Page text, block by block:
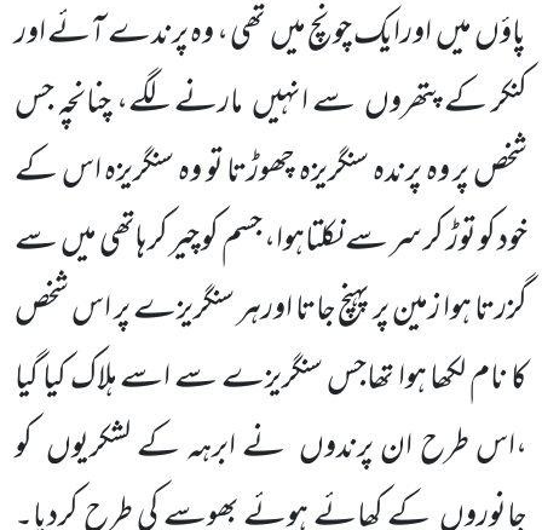
پاؤں میںاورایک چونچ میںتھی ، وہ پرندے آئے اور
کنکر کے پتھروںسے انہیںمارنے لگے، چنانچہ جس
شخص پر وہ پرندہ سنگریزہ چھوڑتا تو وہ سنگریزہ اس کے
خود کو توڑ کر سر سے نکلتاہوا، جسم کو چیر کر ہاتھی میںسے
گزرتا ہوا زمین پر پہنچ جاتا اورہر سنگریزے پر اس شخص
کا نام لکھا ہوا تھاجس سنگریزے سے اسے ہلاک کیا گیا
،اس طرح ان پرندوں نے ابرہہ کے لشکریوں کو
جانوروںکے کھائے ہوئے بھوسے کی طرح کردیا۔